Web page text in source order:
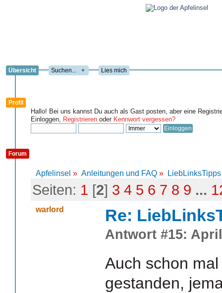
Übersicht + Lies mich
Profil
Hallo! Bei uns kannst Du auch als Gast posten, aber eine
Einloggen, Registrieren oder Kennwort vergessen?
Forum
Apfelinsel » Anleitungen und FAQ » LiebLinksTipps
Seiten: 1 [2] 3 4 5 6 7 8 9 ...
warlord Re:
Antwort #15:
Auch schon
gestanden,